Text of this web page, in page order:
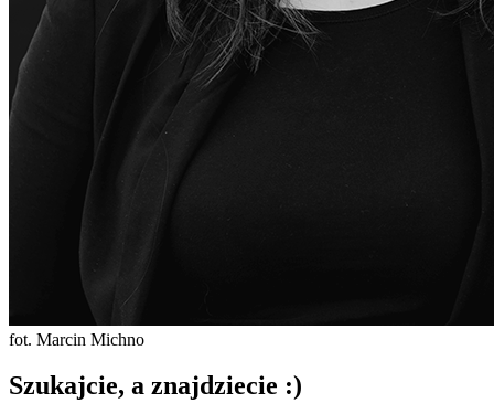
fot. Marcin Michno
Szukajcie, a znajdziecie :)